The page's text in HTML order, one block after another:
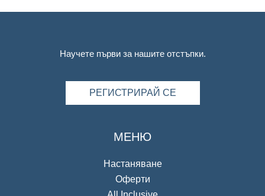
Научете първи за нашите отстъпки.
РЕГИСТРИРАЙ СЕ
МЕНЮ
Настаняване
Оферти